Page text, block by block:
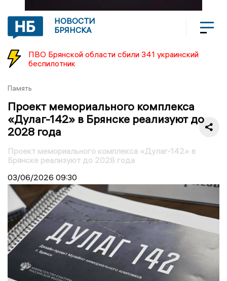
НОВОСТИ
БРЯНСКА
ПВО Брянской области сбили 341 украинский
беспилотник
Память
Проект мемориального комплекса
«Дулаг-142» в Брянске реализуют до
2028 года
Проект мемориального комплекса «Дулаг-142» в
Брянске реализуют до 2028 года
03/06/2026 09:30